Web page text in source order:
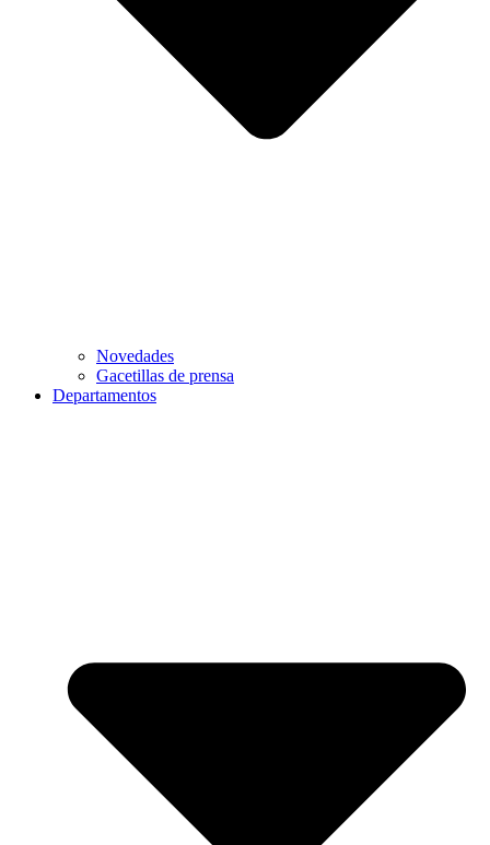
Novedades
Gacetillas de prensa
Departamentos